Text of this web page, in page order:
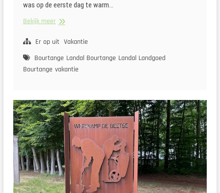
was op de eerste dag te warm…
Bekijk meerNaar
Bourtange
Er op uit Vakantie
Bourtange Landal Bourtange Landal Landgoed
Bourtange vakantie